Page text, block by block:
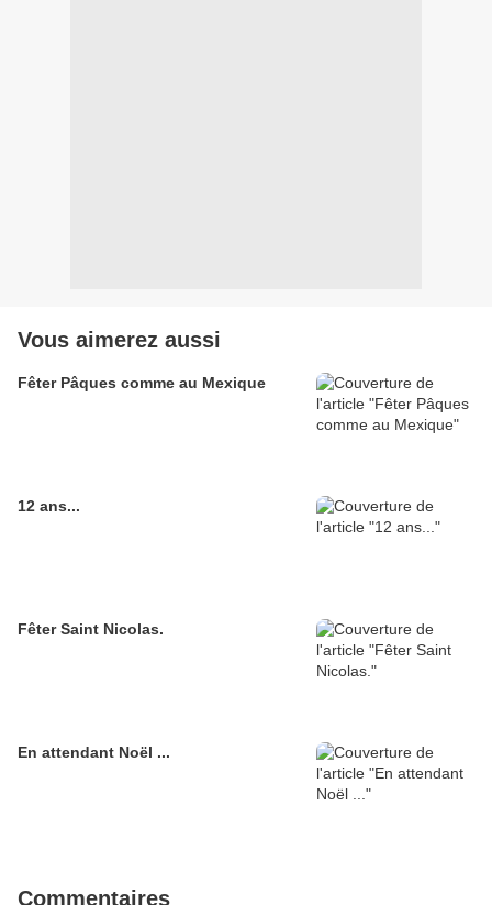
Vous aimerez aussi
Fêter Pâques comme au Mexique
12 ans...
Fêter Saint Nicolas.
En attendant Noël ...
Commentaires